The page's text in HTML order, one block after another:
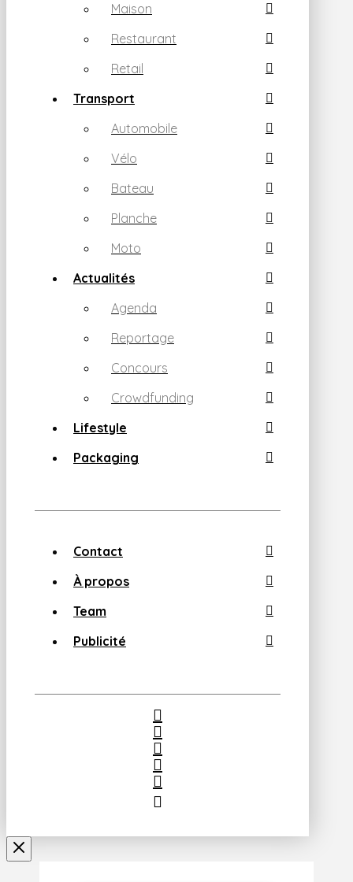
Maison
Restaurant
Retail
Transport
Automobile
Vélo
Bateau
Planche
Moto
Actualités
Agenda
Reportage
Concours
Crowdfunding
Lifestyle
Packaging
Contact
À propos
Team
Publicité